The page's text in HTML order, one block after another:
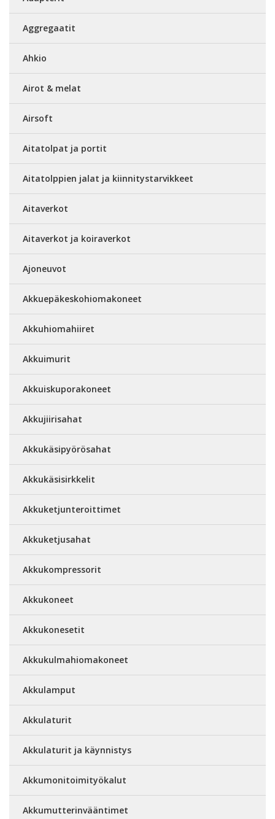
Aggregaatit
Ahkio
Airot & melat
Airsoft
Aitatolpat ja portit
Aitatolppien jalat ja kiinnitystarvikkeet
Aitaverkot
Aitaverkot ja koiraverkot
Ajoneuvot
Akkuepäkeskohiomakoneet
Akkuhiomahiiret
Akkuimurit
Akkuiskuporakoneet
Akkujiirisahat
Akkukäsipyörösahat
Akkukäsisirkkelit
Akkuketjunteroittimet
Akkuketjusahat
Akkukompressorit
Akkukoneet
Akkukonesetit
Akkukulmahiomakoneet
Akkulamput
Akkulaturit
Akkulaturit ja käynnistys
Akkumonitoimityökalut
Akkumutterinvääntimet